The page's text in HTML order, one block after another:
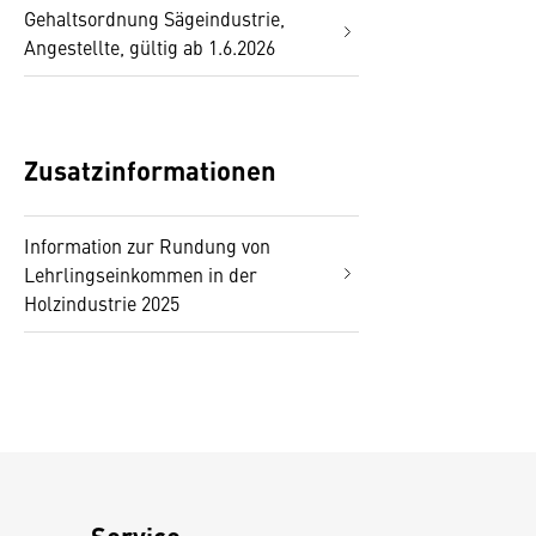
Gehaltsordnung Sägeindustrie,
Angestellte, gültig ab 1.6.2026
Zusatzinformationen
Information zur Rundung von
Lehrlingseinkommen in der
Holzindustrie 2025